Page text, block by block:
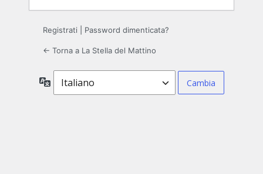
Registrati Password dimenticata?
← Torna a La Stella del Mattino
Lingua